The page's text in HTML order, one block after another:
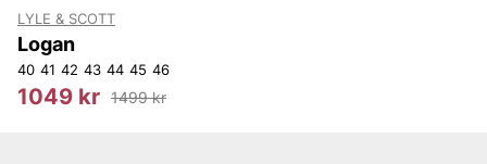
LYLE & SCOTT
Logan
40 41 42 43 44 45 46
1049 kr 1499 kr